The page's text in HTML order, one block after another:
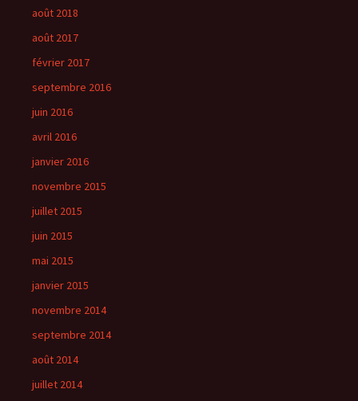
août 2018
août 2017
février 2017
septembre 2016
juin 2016
avril 2016
janvier 2016
novembre 2015
juillet 2015
juin 2015
mai 2015
janvier 2015
novembre 2014
septembre 2014
août 2014
juillet 2014